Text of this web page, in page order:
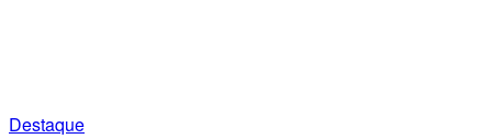
Destaque